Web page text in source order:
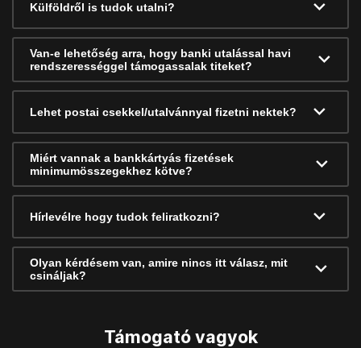
Külföldről is tudok utalni?
Van-e lehetőség arra, hogy banki utalással havi
rendszerességgel támogassalak titeket?
Lehet postai csekkel/utalvánnyal fizetni nektek?
Miért vannak a bankkártyás fizetések
minimumösszegekhez kötve?
Hírlevélre hogy tudok feliratkozni?
Olyan kérdésem van, amire nincs itt válasz, mit
csináljak?
Támogató vagyok